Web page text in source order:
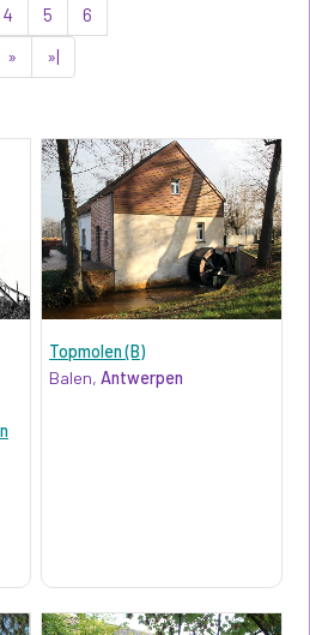
4 5
6
» »|
Topmolen (B)
Balen,Antwerpen